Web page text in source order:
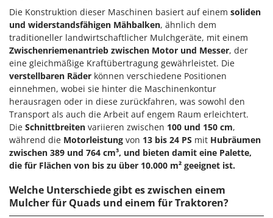
Palumbo Pavi
Partisani
Paterlini
Philips
Pramac
Prismafood
R
R.G.V.
Rato
Reber
Redback
Resto Italia
Die Konstruktion dieser Maschinen basiert auf einem soliden
und widerstandsfähigen Mähbalken, ähnlich dem
traditioneller landwirtschaftlicher Mulchgeräte, mit einem
Zwischenriemenantrieb zwischen Motor und Messer, der
eine gleichmäßige Kraftübertragung gewährleistet. Die
verstellbaren Räder können verschiedene Positionen
einnehmen, wobei sie hinter die Maschinenkontur
herausragen oder in diese zurückfahren, was sowohl den
Transport als auch die Arbeit auf engem Raum erleichtert.
Die Schnittbreiten variieren zwischen 100 und 150 cm,
während die Motorleistung von 13 bis 24 PS mit Hubräumen
zwischen 389 und 764 cm³, und bieten damit eine Palette,
die für Flächen von bis zu über 10.000 m² geeignet ist.
Welche Unterschiede gibt es zwischen einem
Mulcher für Quads und einem für Traktoren?